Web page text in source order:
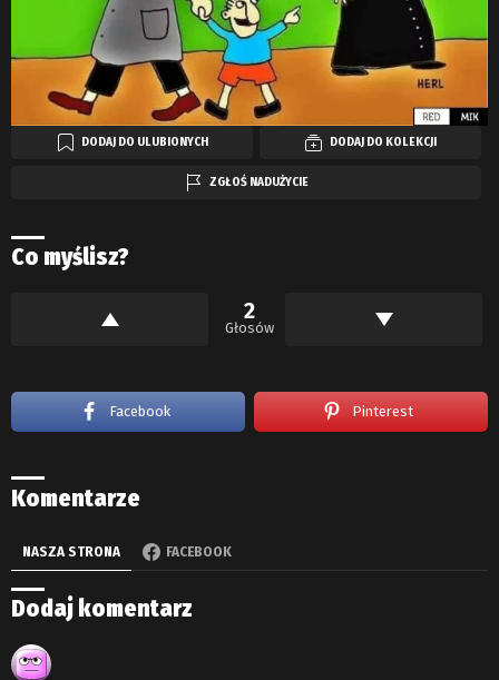
DODAJ DO ULUBIONYCH DODAJ DO KOLEKCJI
ZGŁOŚ NADUŻYCIE
Co myślisz?
2
Głosów
Facebook Pinterest
Komentarze
NASZA STRONA FACEBOOK
Dodaj komentarz